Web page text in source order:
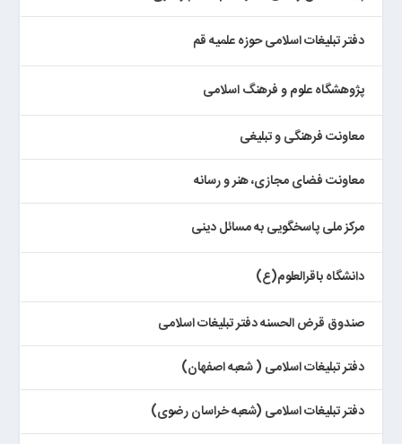
دفتر تبلیغات اسلامی حوزه علمیه قم
پژوهشگاه علوم و فرهنگ اسلامی
معاونت فرهنگی و تبلیغی
معاونت فضای مجازی، هنر و رسانه
مرکز ملی پاسخگویی به مسائل دینی
دانشگاه باقرالعلوم(ع)
صندوق قرض الحسنه دفتر تبلیغات اسلامی
دفتر تبلیغات اسلامی ( شعبه اصفهان)
دفتر تبلیغات اسلامی (شعبه خراسان رضوی)